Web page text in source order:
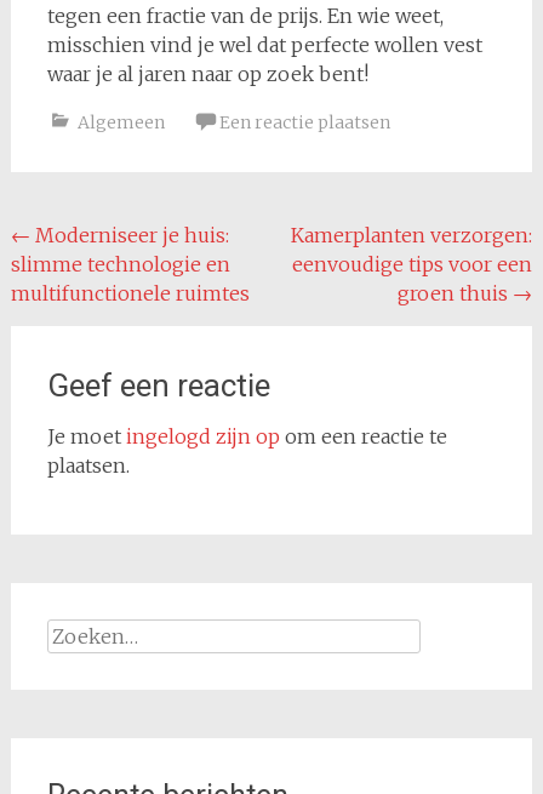
tegen een fractie van de prijs. En wie weet,
misschien vind je wel dat perfecte wollen vest
waar je al jaren naar op zoek bent!
Algemeen Een reactie plaatsen
Bericht
navigatie
← Moderniseer je huis:
slimme technologie en
multifunctionele ruimtes
Kamerplanten verzorgen:
eenvoudige tips voor een
groen thuis →
Geef een reactie
Je moet ingelogd zijn op om een reactie te
plaatsen.
Zoeken